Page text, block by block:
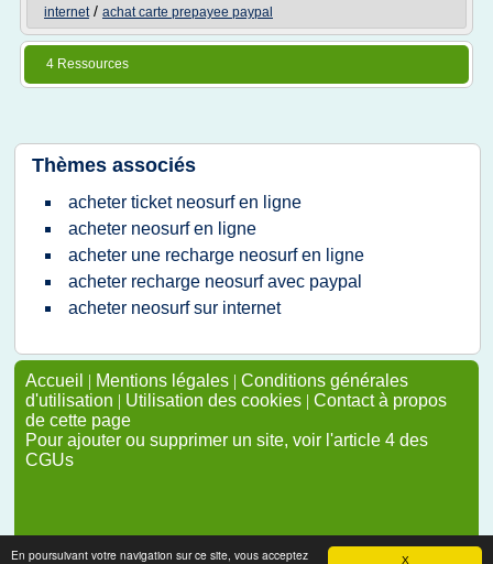
X
En poursuivant votre navigation sur ce site, vous acceptez
internet/ achat carte prepayee paypal
4 Ressources
Thèmes associés
acheter ticket neosurf en ligne
acheter neosurf en ligne
acheter une recharge neosurf en ligne
acheter recharge neosurf avec paypal
acheter neosurf sur internet
Accueil | Mentions légales | Conditions générales
d'utilisation | Utilisation des cookies | Contact à propos
de cette page
Pour ajouter ou supprimer un site, voir l'article 4 des
CGUs